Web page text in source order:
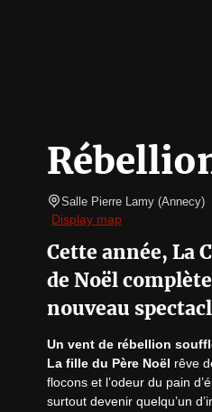
Salle Pierre Lamy (Annecy)
Display map
Cette année, La
de Noël
nouveau
Un vent de rébellion
La fille du Père Noël rêve
flocons et l’odeur du pain
surtout devenir quelqu’un